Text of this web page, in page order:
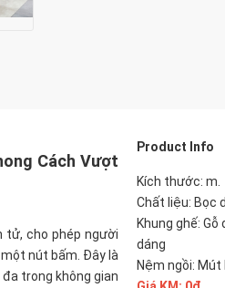
Cách Vượt
tử, cho phép người
nút bấm. Đây là
trong không gian
Product Info
Kích thước: m.
Chất liệu: Bọc
Khung ghế:
dáng
Nệm ngồi: Mút